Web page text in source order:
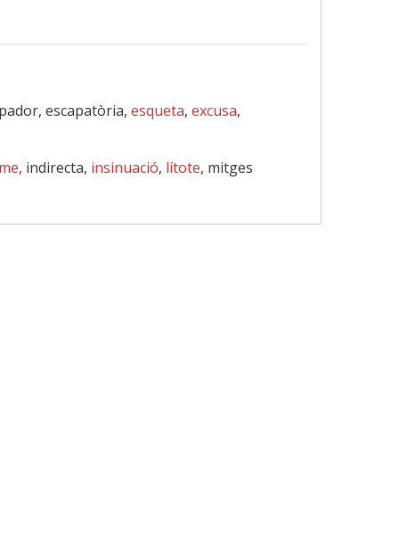
escapatòria, esqueta, excusa,
, indirecta, insinuació, lítote, mitges